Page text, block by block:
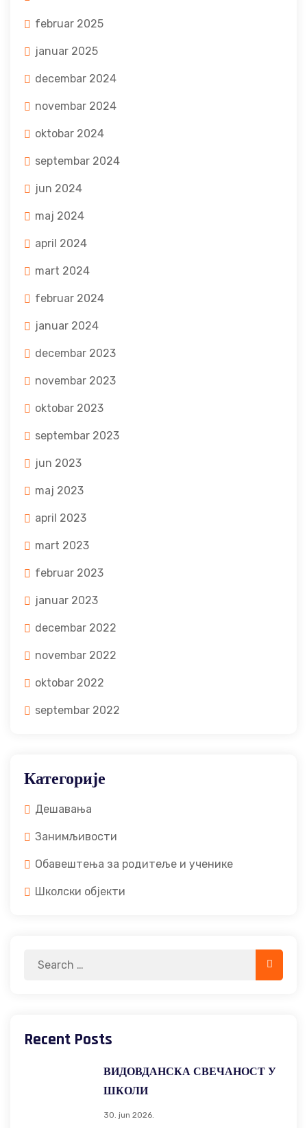
februar 2025
januar 2025
decembar 2024
novembar 2024
oktobar 2024
septembar 2024
jun 2024
maj 2024
april 2024
mart 2024
februar 2024
januar 2024
decembar 2023
novembar 2023
oktobar 2023
septembar 2023
jun 2023
maj 2023
april 2023
mart 2023
februar 2023
januar 2023
decembar 2022
novembar 2022
oktobar 2022
septembar 2022
Категорије
Дешавања
Занимљивости
Обавештења за родитеље и ученике
Школски објекти
Search
Search
Recent Posts
ВИДОВДАНСКА СВЕЧАНОСТ У
ШКОЛИ
30. jun 2026.